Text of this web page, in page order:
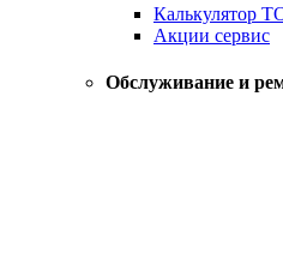
Калькулятор
Акции сервис
Обслуживание и